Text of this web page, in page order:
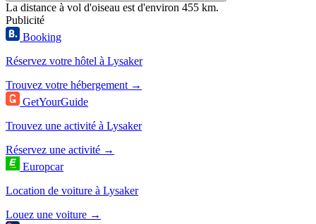
La distance à vol d'oiseau est d'environ 455 km.
Publicité
Booking
Réservez votre hôtel à Lysaker
Trouvez votre hébergement →
GetYourGuide
Trouvez une activité à Lysaker
Réservez une activité →
Europcar
Location de voiture à Lysaker
Louez une voiture →